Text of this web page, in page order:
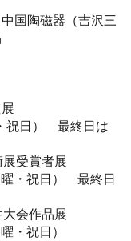
国陶磁器（吉沢三
祝日） 最終日は
受賞者展
・祝日） 最終日
会作品展
・祝日）